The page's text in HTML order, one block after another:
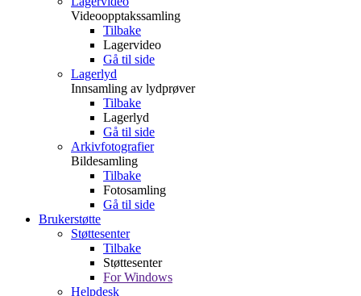
Videoopptakssamling
Tilbake
Lagervideo
Gå til side
Lagerlyd
Innsamling av lydprøver
Tilbake
Lagerlyd
Gå til side
Arkivfotografier
Bildesamling
Tilbake
Fotosamling
Gå til side
Brukerstøtte
Støttesenter
Tilbake
Støttesenter
For Windows
Helpdesk